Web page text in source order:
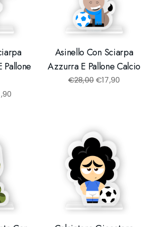
Pallone
Asinello Con Sciarpa
Azzurra E Pallone Calcio
€28,00€17,90